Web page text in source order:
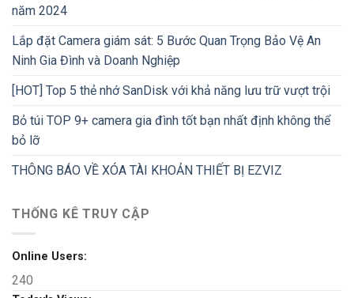
năm 2024
Lắp đặt Camera giám sát: 5 Bước Quan Trọng Bảo Vệ An
Ninh Gia Đình và Doanh Nghiệp
[HOT] Top 5 thẻ nhớ SanDisk với khả năng lưu trữ vượt trội
Bỏ túi TOP 9+ camera gia đình tốt bạn nhất định không thể
bỏ lỡ
THÔNG BÁO VỀ XÓA TÀI KHOẢN THIẾT BỊ EZVIZ
THỐNG KÊ TRUY CẬP
Online Users:
240